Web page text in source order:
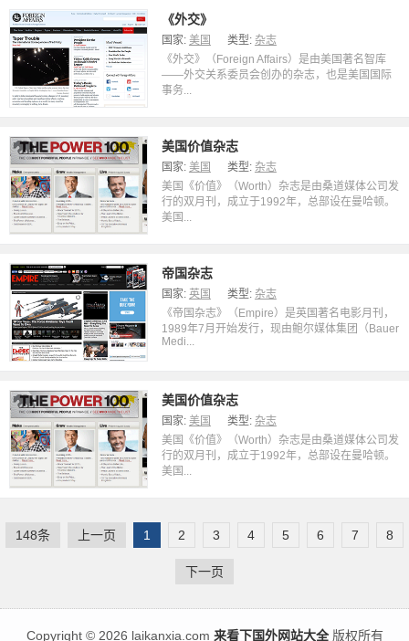
《外交》
国家: 美国 类型: 杂志
《外交》（Foreign Affairs）是由美国著名智库
——外交关系委员会创办的杂志，也是美国国际
事务...
美国价值杂志
国家: 美国 类型: 杂志
美国《价值》（Worth）杂志是由桑道媒体公司发
行的双月刊，成立于1992年，总部设在曼哈顿。
美国...
帝国杂志
国家: 英国 类型: 杂志
《帝国杂志》（Empire）是英国著名电影月刊，
1989年7月开始发行，现由鲍尔媒体集团（Bauer
Medi...
美国价值杂志
国家: 美国 类型: 杂志
美国《价值》（Worth）杂志是由桑道媒体公司发
行的双月刊，成立于1992年，总部设在曼哈顿。
美国...
148条 上一页 1 2 3 4 5 6 7 8
下一页
Copyright ©2026 laikanxia.com 来看下国外网站大全版权所有